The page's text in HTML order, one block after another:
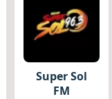
Super Sol
FM